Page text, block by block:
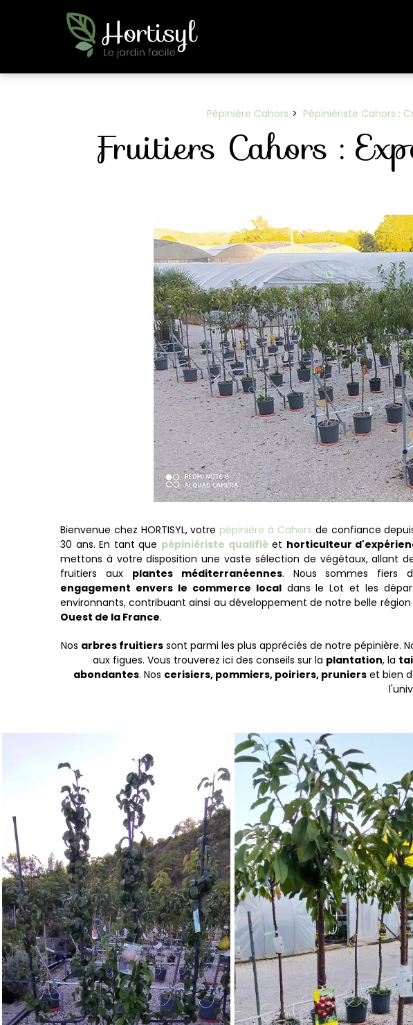
Pépinière Cahors Pépiniériste Cahors :
Fruitiers Cahors :
Bienvenue chez HORTISYL, votre pépinière à Cahors de confiance
30 ans. En tant que pépiniériste qualifiéet horticulteur
mettons à votre disposition une vaste sélection de végétaux, allant
fruitiers aux plantes méditerranéennes. Nous sommes fiers
engagement envers le commerce localdans le Lot et les
environnants, contribuant ainsi au développement de notre belle région
Ouest de la France.
Nos arbres fruitiers sont parmi les plus appréciés de notre pépinière.
aux figues. Vous trouverez ici des conseils sur la plantation, la
abondantes. Nos cerisiers, pommiers, poiriers, prunierset bien